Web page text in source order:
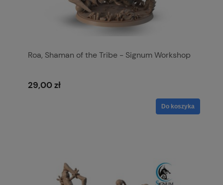
Roa, Shaman of the Tribe - Signum Workshop
29,00 zł
Do koszyka